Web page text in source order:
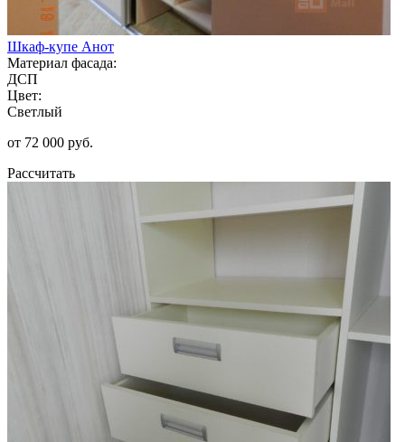
Шкаф-купе Анот
Материал фасада:
ДСП
Цвет:
Светлый
от 72 000 руб.
Рассчитать